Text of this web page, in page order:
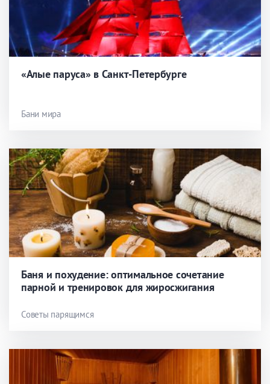
«Алые паруса» в Санкт-Петербурге
Бани мира
Баня и похудение: оптимальное сочетание
парной и тренировок для жиросжигания
Советы парящимся